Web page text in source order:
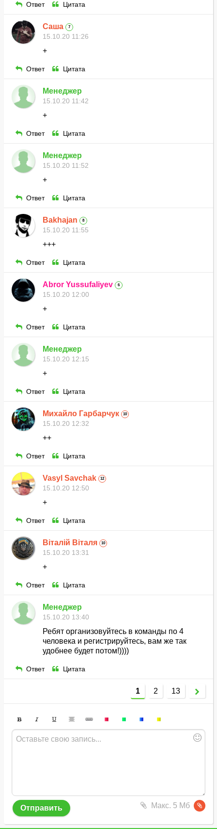
Ответ Цитата
Саша 7
15.10.20 11:26
+
Ответ Цитата
Менеджер
15.10.20 11:42
+
Ответ Цитата
Менеджер
15.10.20 11:52
+
Ответ Цитата
Bakhajan 8
15.10.20 11:55
+++
Ответ Цитата
Abror Yussufaliyev 6
15.10.20 12:00
+
Ответ Цитата
Менеджер
15.10.20 12:15
+
Ответ Цитата
Михайло Гарбарчук 10
15.10.20 12:32
++
Ответ Цитата
Vasyl Savchak 12
15.10.20 12:50
+
Ответ Цитата
Віталій Віталя 10
15.10.20 13:31
+
Ответ Цитата
Менеджер
15.10.20 13:40
Ребят организовуйтесь в команды по 4
человека и регистрируйтесь, вам же так
удобнее будет потом!))))
Ответ Цитата
1 2 13
Макс. 5 Мб